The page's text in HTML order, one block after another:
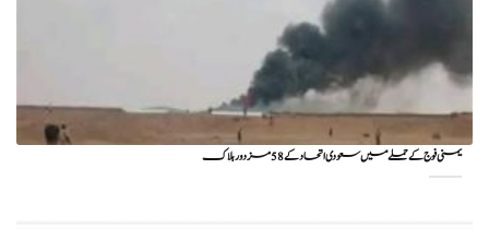
یمنی فوج کے حملے میں سعودی اتحاد کے 58 مزدور ہلاک